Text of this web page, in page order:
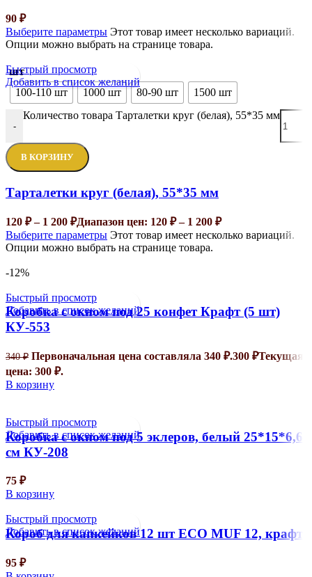
90 ₽
Выберите параметры Этот товар имеет несколько вариаций.
Опции можно выбрать на странице товара.
Быстрый просмотр
Добавить в список желаний
шт
100-110 шт
1000 шт 80-90 шт 1500 шт
-
Количество товара Тарталетки круг (белая), 55*35 мм
В КОРЗИНУ
Тарталетки круг (белая), 55*35 мм
120 ₽ – 1 200 ₽Диапазон цен: 120 ₽ – 1 200 ₽
Выберите параметры Этот товар имеет несколько вариаций.
Опции можно выбрать на странице товара.
-12%
Быстрый просмотр
Добавить в список желаний
Коробка с окном под 25 конфет Крафт (5 шт)
КУ-553
340₽ Первоначальная цена составляла 340 ₽.300 ₽Текущая
цена: 300 ₽.
В корзину
Быстрый просмотр
Добавить в список желаний
Коробка с окном под 5 эклеров, белый 25*15*6,6
см КУ-208
75 ₽
В корзину
Быстрый просмотр
Добавить в список желаний
Короб для капкейков 12 шт ЕСО MUF 12, крафт
95 ₽